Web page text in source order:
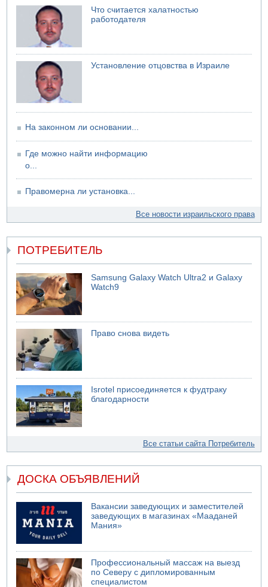
Что считается халатностью
работодателя
Установление отцовства в Израиле
На законном ли основании...
Где можно найти информацию
о...
Правомерна ли установка...
Все новости израильского права
ПОТРЕБИТЕЛЬ
Samsung Galaxy Watch Ultra2 и Galaxy
Watch9
Право снова видеть
Isrotel присоединяется к фудтраку
благодарности
Все статьи сайта Потребитель
ДОСКА ОБЪЯВЛЕНИЙ
Вакансии заведующих и заместителей
заведующих в магазинах «Мааданей
Мания»
Профессиональный массаж на выезд
по Северу с дипломированным
специалистом